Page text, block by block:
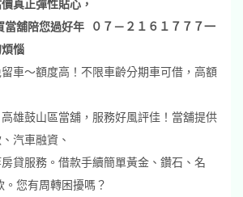
真正彈性貼心，
當舖陪您過好年 ０７－２１６１７７７一
惱
車～額度高！不限車齡分期車可借，高額
高雄鼓山區當舖 ，服務好風評佳！當舖提供
汽車融資、
貸服務。借款手續簡單黃金、鑽石、名
您有周轉困擾嗎？